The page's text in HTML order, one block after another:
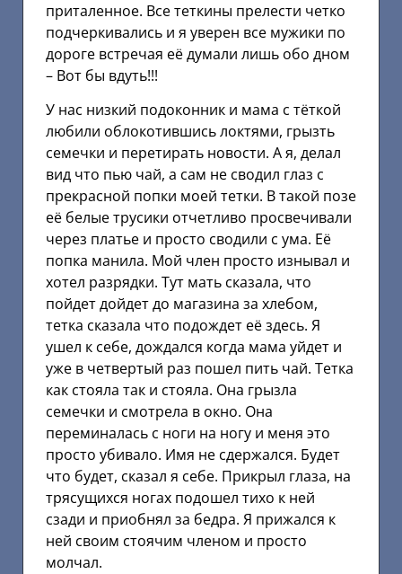
приталенное. Все теткины прелести четко
подчеркивались и я уверен все мужики по
дороге встречая её думали лишь обо дном
– Вот бы вдуть!!!
У нас низкий подоконник и мама с тёткой
любили облокотившись локтями, грызть
семечки и перетирать новости. А я, делал
вид что пью чай, а сам не сводил глаз с
прекрасной попки моей тетки. В такой позе
её белые трусики отчетливо просвечивали
через платье и просто сводили с ума. Её
попка манила. Мой член просто изнывал и
хотел разрядки. Тут мать сказала, что
пойдет дойдет до магазина за хлебом,
тетка сказала что подождет её здесь. Я
ушел к себе, дождался когда мама уйдет и
уже в четвертый раз пошел пить чай. Тетка
как стояла так и стояла. Она грызла
семечки и смотрела в окно. Она
переминалась с ноги на ногу и меня это
просто убивало. Имя не сдержался. Будет
что будет, сказал я себе. Прикрыл глаза, на
трясущихся ногах подошел тихо к ней
сзади и приобнял за бедра. Я прижался к
ней своим стоячим членом и просто
молчал.